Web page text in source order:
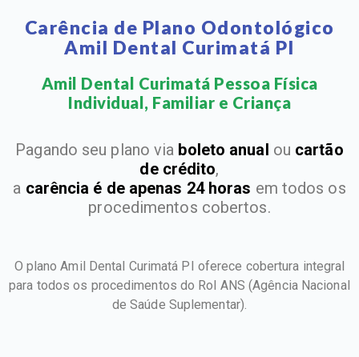
Carência de Plano Odontológico
Amil Dental Curimatá PI
Amil Dental Curimatá Pessoa Física
Individual, Familiar e Criança​
Pagando seu plano via boleto anual ou cartão
de crédito,
a carência é de apenas 24 horas em todos os
procedimentos cobertos.
O plano Amil Dental Curimatá PI oferece cobertura integral
para todos os procedimentos do Rol ANS(Agência Nacional
de Saúde Suplementar).